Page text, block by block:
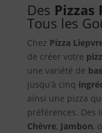
Des Pizzas
Tous les
Chez Pizza
de créer votre
une variété de
jusqu’à cinq
ainsi une pizza
préférences. Des
Chèvre, Jambon,